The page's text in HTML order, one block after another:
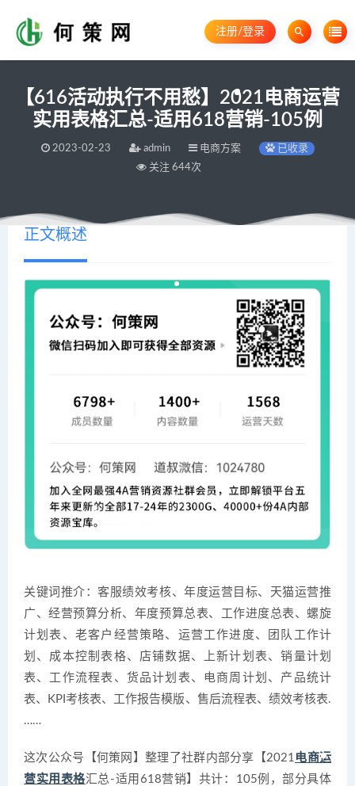
注册/登录
【616活动执行不用愁】2021电商运营
实用表格汇总-适用618营销-105例
2023-02-23 admin 电商方案
已收录
关注 644次
正文概述
关键词推介：客服绩效考核、年度运营目标、天猫运营推
广、经营预算分析、年度预算总表、工作进度总表、螺旋
计划表、老客户经营策略、运营工作进度、团队工作计
划、成本控制表格、店铺数据、上新计划表、销量计划
表、工作流程表、货品计划表、电商周计划、产品统计
表、KPI考核表、工作报告模版、售后流程表、绩效考核表.
……
这次公众号【何策网】整理了社群内部分享【2021 电商运
营实用表格汇总-适用618营销】共计：105例，部分具体